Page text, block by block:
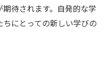
待されます。自発的な学
にとっての新しい学びの